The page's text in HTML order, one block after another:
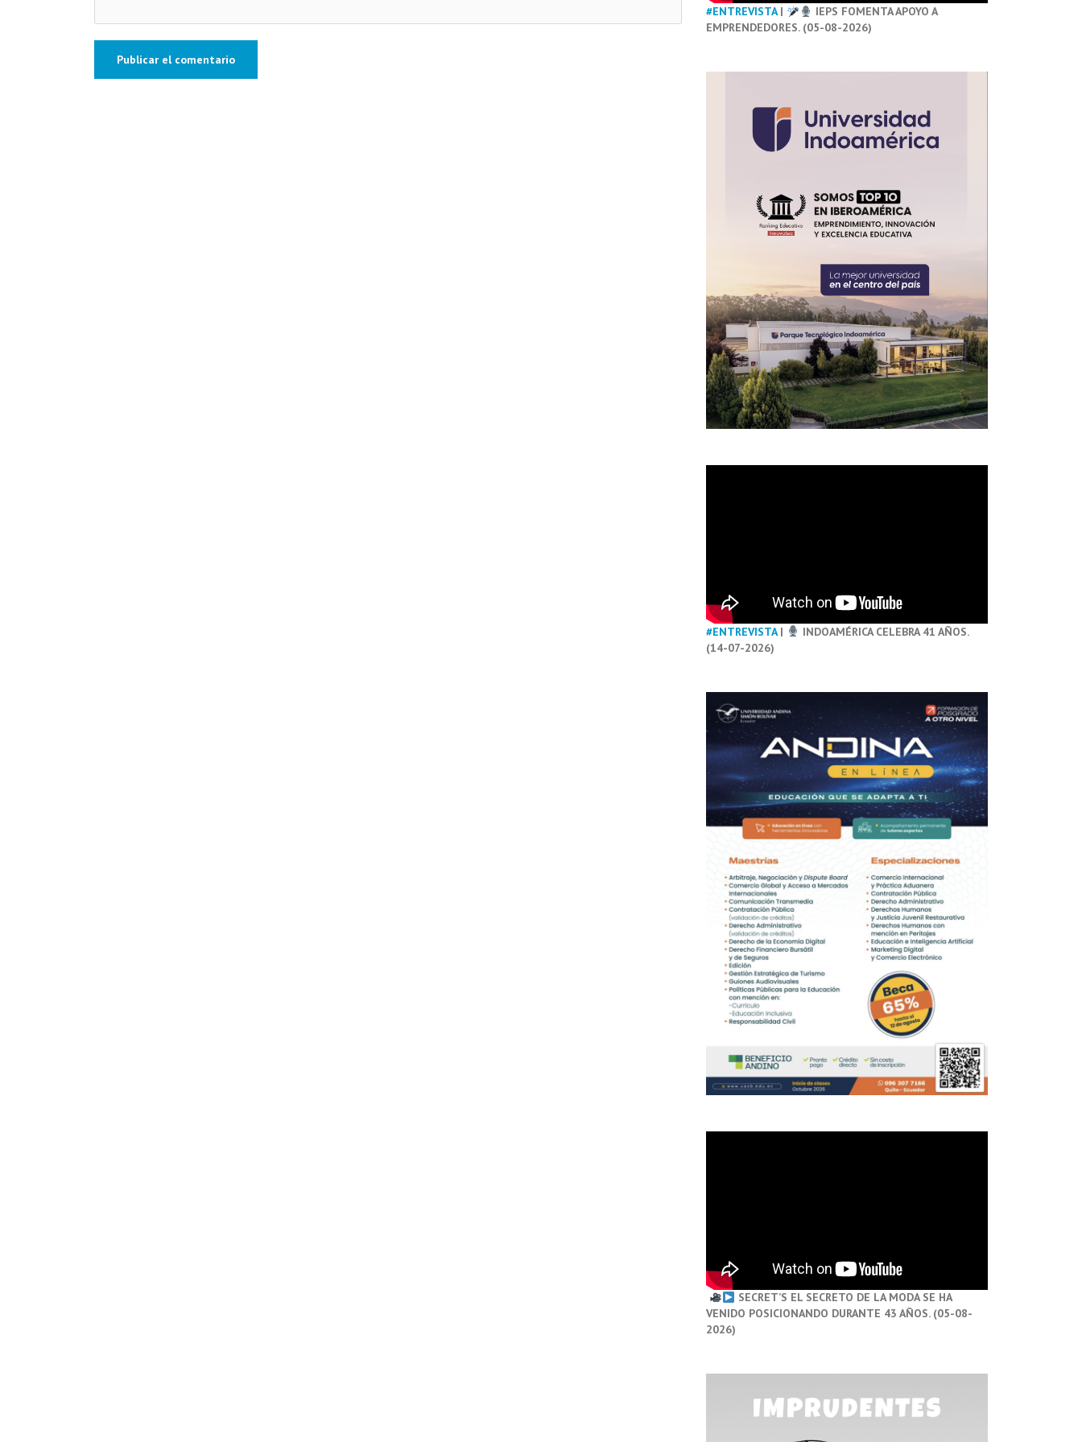
#ENTREVISTA|
IEPS FOMENTA APOYO A
EMPRENDEDORES. (05-08-2026)
#ENTREVISTA|
INDOAMÉRICA CELEBRA 41 AÑOS.
(14-07-2026)
SECRET’S EL SECRETO DE LA MODA SE HA
VENIDO POSICIONANDO DURANTE 43 AÑOS. (05-08-
2026)